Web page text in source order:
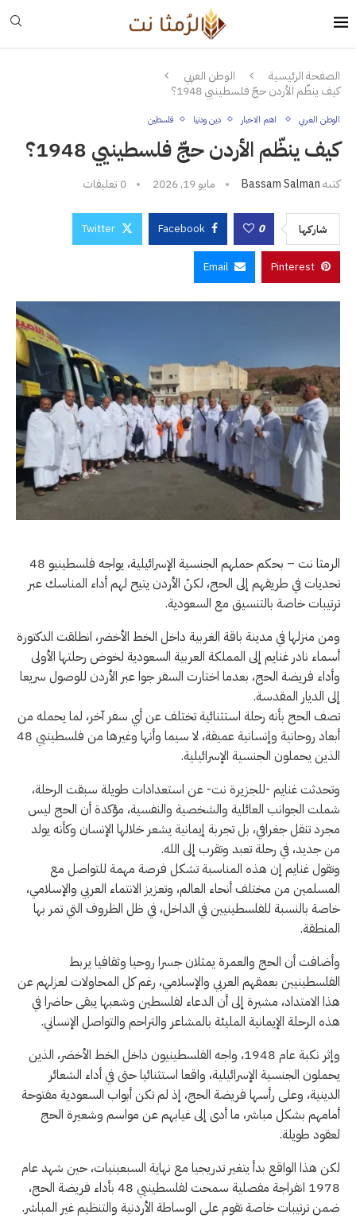
الصفحة الرئيسية
الوطن العربي
كيف ينظّم الأردن حجّ فلسطينيي 1948؟
الوطن العربي اهم الاخبار دين ودنيا فلسطين
كيف ينظّم الأردن حجّ فلسطينيي 1948؟
كتبهBassam Salman مايو 19, 2026 0 تعليقات
شاركها 0
Facebook
Twitter
Pinterest
Email
الرمثا نت – بحكم حملهم الجنسية الإسرائيلية، يواجه فلسطينيو 48
تحديات في طريقهم إلى الحج، لكنّ الأردن يتيح لهم أداء المناسك عبر
ترتيبات خاصة بالتنسيق مع السعودية.
ومن منزلها في مدينة باقة الغربية داخل الخط الأخضر، انطلقت الدكتورة
أسماء نادر غنايم إلى المملكة العربية السعودية لخوض رحلتها الأولى
وأداء فريضة الحج، بعدما اختارت السفر جوا عبر الأردن للوصول سريعا
إلى الديار المقدسة.
تصف الحج بأنه رحلة استثنائية تختلف عن أي سفر آخر، لما يحمله من
أبعاد روحانية وإنسانية عميقة، لا سيما وأنها وغيرها من فلسطينيي 48
الذين يحملون الجنسية الإسرائيلية.
وتحدثت غنايم -للجزيرة نت- عن استعدادات طويلة سبقت الرحلة،
شملت الجوانب العائلية والشخصية والنفسية، مؤكدة أن الحج ليس
مجرد تنقل جغرافي، بل تجربة إيمانية يشعر خلالها الإنسان وكأنه يولد
من جديد، في رحلة تعبد وتقرب إلى الله.
وتقول غنايم إن هذه المناسبة تشكل فرصة مهمة للتواصل مع
المسلمين من مختلف أنحاء العالم، وتعزيز الانتماء العربي والإسلامي،
خاصة بالنسبة للفلسطينيين في الداخل، في ظل الظروف التي تمر بها
المنطقة.
وأضافت أن الحج والعمرة يمثلان جسرا روحيا وثقافيا يربط
الفلسطينيين بعمقهم العربي والإسلامي، رغم كل المحاولات لعزلهم عن
هذا الامتداد، مشيرة إلى أن الدعاء لفلسطين وشعبها يبقى حاضرا في
هذه الرحلة الإيمانية المليئة بالمشاعر والتراحم والتواصل الإنساني.
وإثر نكبة عام 1948، واجه الفلسطينيون داخل الخط الأخضر، الذين
يحملون الجنسية الإسرائيلية، واقعا استثنائيا حتى في أداء الشعائر
الدينية، وعلى رأسها فريضة الحج، إذ لم تكن أبواب السعودية مفتوحة
أمامهم بشكل مباشر، ما أدى إلى غيابهم عن مواسم وشعيرة الحج
لعقود طويلة.
لكن هذا الواقع بدأ يتغير تدريجيا مع نهاية السبعينيات، حين شهد عام
1978 انفراجة مفصلية سمحت لفلسطينيي 48 بأداء فريضة الحج،
ضمن ترتيبات خاصة تقوم على الوساطة الأردنية والتنظيم غير المباشر.